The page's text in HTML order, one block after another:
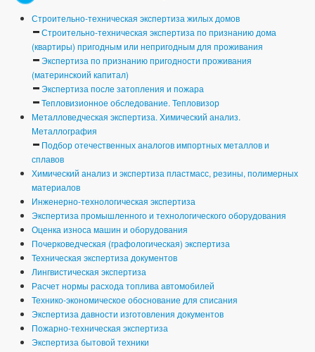
Строительно-техническая экспертиза жилых домов
Строительно-техническая экспертиза по признанию дома
(квартиры) пригодным или непригодным для проживания
Экспертиза по признанию пригодности проживания
(материнскоий капитал)
Экспертиза после затопления и пожара
Тепловизионное обследование. Тепловизор
Металловедческая экспертиза. Химический анализ.
Металлография
Подбор отечественных аналогов импортных металлов и
сплавов
Химический анализ и экспертиза пластмасс, резины, полимерных
материалов
Инженерно-технологическая экспертиза
Экспертиза промышленного и технологического оборудования
Оценка износа машин и оборудования
Почерковедческая (графологическая) экспертиза
Техническая экспертиза документов
Лингвистическая экспертиза
Расчет нормы расхода топлива автомобилей
Технико-экономическое обоснование для списания
Экспертиза давности изготовления документов
Пожарно-техническая экспертиза
Экспертиза бытовой техники